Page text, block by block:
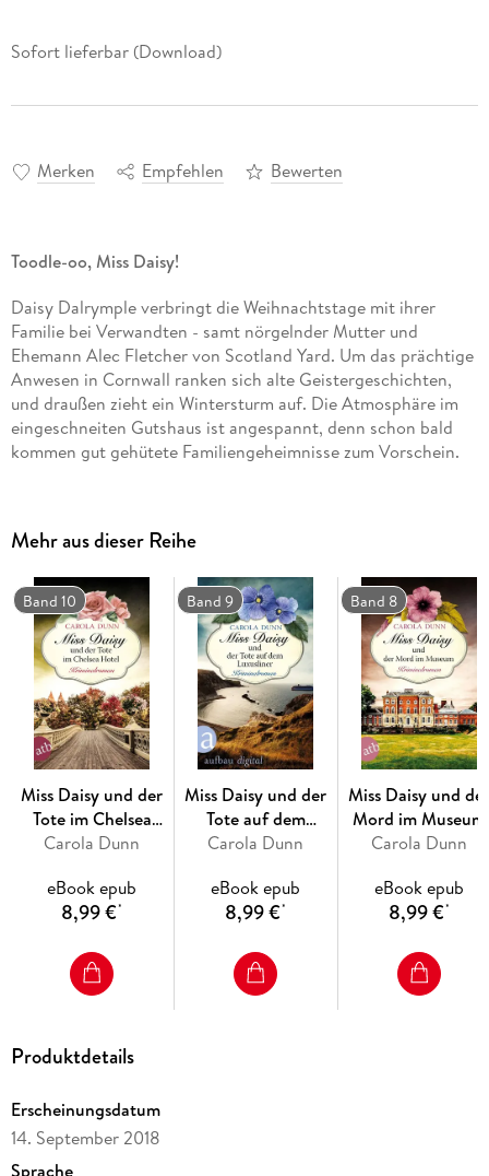
Sofort lieferbar (Download)
Merken Empfehlen Bewerten
Toodle-oo, Miss Daisy!
Daisy Dalrymple verbringt die Weihnachtstage mit ihrer
Familie bei Verwandten - samt nörgelnder Mutter und
Ehemann Alec Fletcher von Scotland Yard. Um das prächtige
Anwesen in Cornwall ranken sich alte Geistergeschichten,
und draußen zieht ein Wintersturm auf. Die Atmosphäre im
eingeschneiten Gutshaus ist angespannt, denn schon bald
kommen gut gehütete Familiengeheimnisse zum Vorschein.
Abbey'.
Mehr aus dieser Reihe
Band 10
Miss Daisy und der
Tote im Chelsea
Hotel
Carola Dunn
eBook epub
8,99 €*
Band 9
Miss Daisy und der
Tote auf dem
Luxusliner
Carola Dunn
eBook epub
8,99 €*
Band 8
Miss Daisy und
Mord im Museum
Carola Dunn
eBook epub
8,99 €*
Produktdetails
Erscheinungsdatum
14. September 2018
Sprache